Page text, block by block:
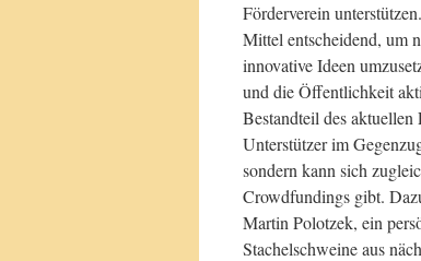
Förderverein
Mittel entscheidend, um
innovative Ideen
und die Öffentlichkeit
Bestandteil des
Unterstützer im
sondern kann sich
Crowdfundings gibt.
Martin Polotzek, ein
Stachelschweine aus